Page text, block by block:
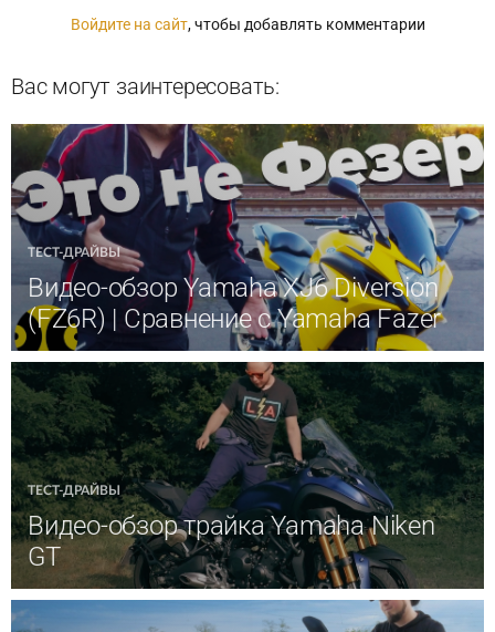
Войдите на сайт, чтобы добавлять комментарии
Вас могут заинтересовать:
ТЕСТ-ДРАЙВЫ
Видео-обзор Yamaha XJ6 Diversion
(FZ6R) | Сравнение с Yamaha Fazer
ТЕСТ-ДРАЙВЫ
Видео-обзор трайка Yamaha Niken
GT